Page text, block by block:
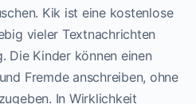
Kik ist eine kostenlose
vieler Textnachrichten
Die Kinder können einen
Fremde anschreiben, ohne
In Wirklichkeit